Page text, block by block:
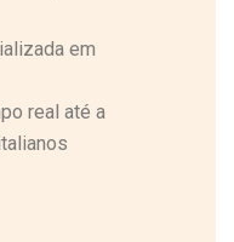
em
real até a